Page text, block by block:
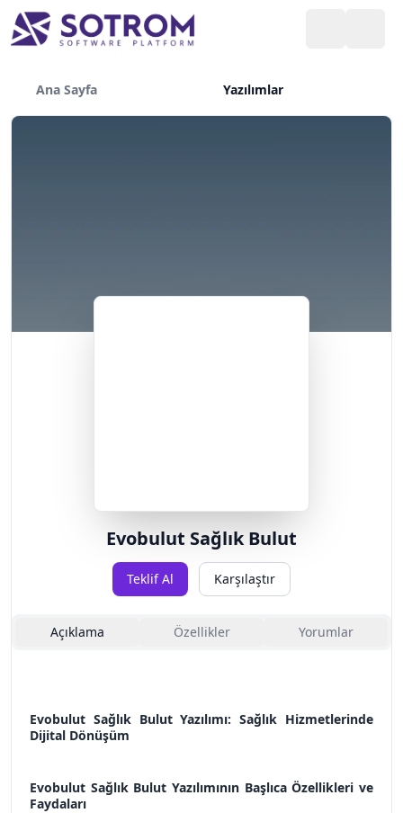
Ana Sayfa Yazılımlar
Evobulut Sağlık Bulut
Teklif Al Karşılaştır
Açıklama Özellikler Yorumlar
Evobulut Sağlık Bulut Yazılımı: Sağlık Hizmetlerinde
Dijital Dönüşüm
Evobulut Sağlık Bulut Yazılımının Başlıca Özellikleri ve
Faydaları